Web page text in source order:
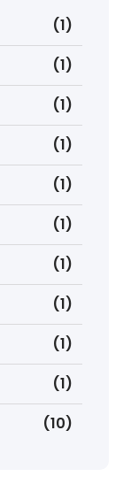
(1)
(1)
(1)
(1)
(1)
(1)
(1)
(1)
(1)
(1)
(10)